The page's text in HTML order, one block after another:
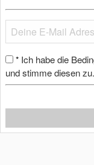
* Ich habe die
und stimme diesen zu.